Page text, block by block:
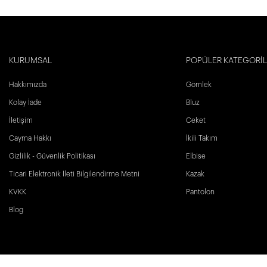
KURUMSAL
Hakkımızda
Kolay İade
İletişim
Cayma Hakkı
Gizlilik - Güvenlik Politikası
Ticari Elektronik İleti Bilgilendirme Metni
KVKK
Blog
POPÜLER
Gömlek
Bluz
Ceket
İkili Takım
Elbise
Kazak
Pantolon